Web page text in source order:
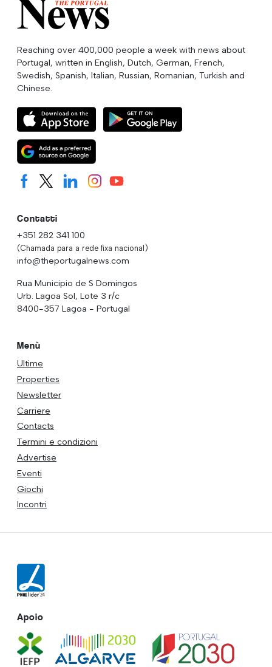
Reaching over 400,000 people a week with news about
Portugal, written in English, Dutch, German, French,
Swedish, Spanish, Italian, Russian, Romanian, Turkish and
Chinese.
Contatti
+351 282 341 100
(Chamada para a rede fixa nacional)
info@theportugalnews.com
Rua Municipio de S Domingos
Urb. Lagoa Sol, Lote 3 r/c
8400-357 Lagoa - Portugal
Menù
Ultime
Properties
Newsletter
Carriere
Contacts
Termini e condizioni
Advertise
Eventi
Giochi
Incontri
Apoio